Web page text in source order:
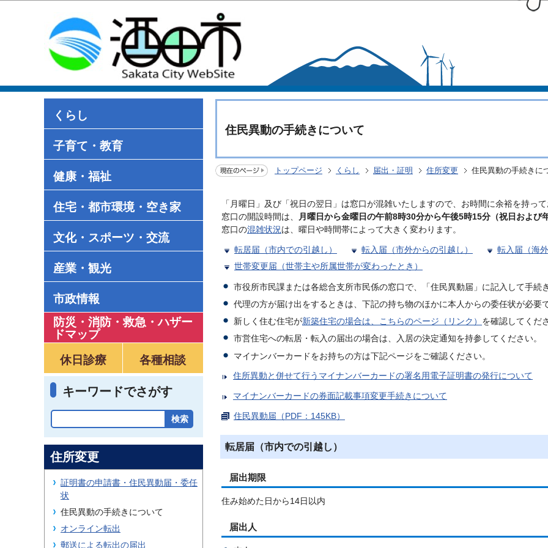
くらし
子育て・教育
健康・福祉
住宅・都市環境・空き家
文化・スポーツ・交流
産業・観光
市政情報
防災・消防・救急 ・ハザー
ドマップ
休日診療
各種相談
キーワードでさがす
住民異動の手続きについて
トップページ くらし 届出・証明 住所変更 住民異動の手続きに
「月曜日」及び「祝日の翌日」は窓口が混雑いたしますので、お時間に余裕を持って
窓口の開設時間は、
月曜日から金曜日の午前8時30分から午後5時15分（祝日および
窓口の混雑状況は、曜日や時間帯によって大きく変わります。
転居届（市内での引越し） 転入届（市外からの引越し） 転入届（海
世帯変更届（世帯主や所属世帯が変わったとき）
市役所市民課または各総合支所市民係の窓口で、「住民異動届」に記入して手続
代理の方が届け出をするときは、下記の持ち物のほかに本人からの委任状が必要で
新しく住む住宅が新築住宅の場合は、こちらのページ（リンク） を確認してくだ
市営住宅への転居・転入の届出の場合は、入居の決定通知を持参してください。
マイナンバーカードをお持ちの方は下記ページをご確認ください。
住所異動と併せて行うマイナンバーカードの署名用電子証明書の発行について
マイナンバーカードの券面記載事項変更手続きについて
住民異動届（PDF：145KB）
転居届（市内での引越し）
届出期限
住み始めた日から14日以内
届出人
住所変更
証明書の申請書・住民異動届・委任
状
住民異動の手続きについて
オンライン転出
郵送による転出の届出